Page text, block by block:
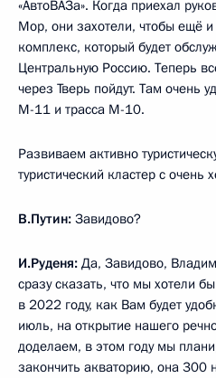
«АвтоВАЗа». Когда приехал
Мор, они захотели, чтобы ещё
комплекс, который будет
Центральную Россию. Теперь
через Тверь пойдут. Там очень
М-11 и трасса М-10.
Развиваем активно
туристический кластер с
В.Путин: Завидово?
И.Руденя: Да, Завидово,
сразу сказать, что мы хотели
в 2022 году, как Вам будет
июль, на открытие нашего
доделаем, в этом году мы
закончить акваторию, она 300